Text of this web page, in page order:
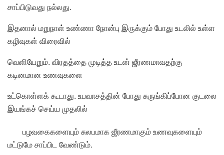
சாப்பிடுவது நல்லது.
இதனால் மறுநாள் உண்ணா நோன்பு இருக்கும் போது உடலில் உள்ள
கழிவுகள் விரைவில்
வெளியேறும். விரதத்தை முடித்த உடன் ஜீரணமாவதற்கு
கடினமான உணவுகளை
உட்கொள்ளக் கூடாது. உபவாசத்தின் போது சுருங்கிப்போன குடலை
இயங்கச் செய்ய முதலில்
பழவகைகளையும் சுலபமாக ஜீரணமாகும் உணவுகளையும்
மட்டுமே சாப்பிட வேண்டும்.